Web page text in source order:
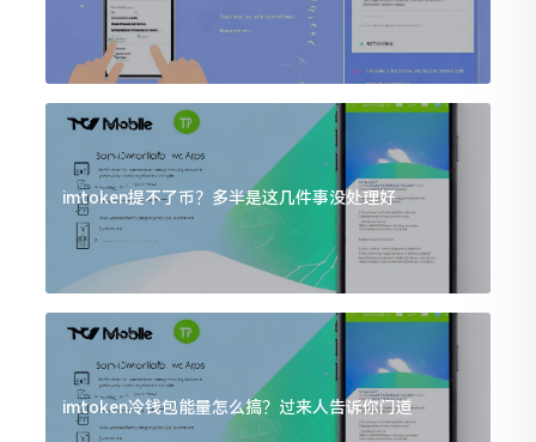
imtoken提不了币？多半是这几件事没处理好
imtoken冷钱包能量怎么搞？过来人告诉你门道